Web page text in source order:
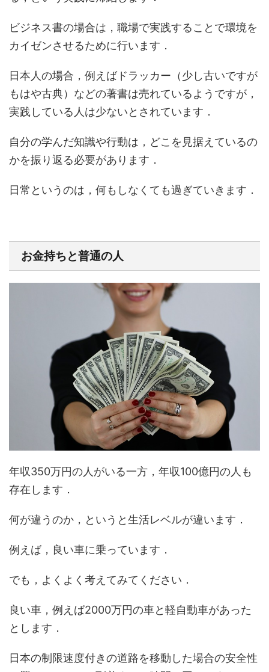
ビジネス書の場合は，職場で実践することで環境を
カイゼンさせるために行います．
日本人の場合，例えばドラッカー（少し古いですが
もはや古典）などの著書は売れているようですが，
実践している人は少ないとされています．
自分の学んだ知識や行動は，どこを見据えているの
かを振り返る必要があります．
日常というのは，何もしなくても過ぎていきます．
お金持ちと普通の人
年収350万円の人がいる一方，年収100億円の人も
存在します．
何が違うのか，というと生活レベルが違います．
例えば，良い車に乗っています．
でも，よくよく考えてみてください．
良い車，例えば2000万円の車と軽自動車があった
とします．
日本の制限速度付きの道路を移動した場合の安全性